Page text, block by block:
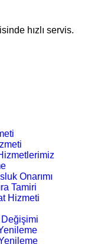
hızlı servis.
Onarımı
Tamiri
Hizmeti
Değişimi